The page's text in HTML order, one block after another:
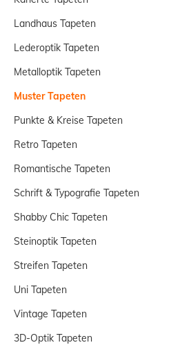
Muster Tapeten
Landhaus Tapeten
Lederoptik Tapeten
Retro Tapeten
Shabby Chic Tapeten
Steinoptik Tapeten
Streifen Tapeten
Uni Tapeten
Vintage Tapeten
Metalloptik Tapeten
Schrift & Typografie Tapeten
3D-Optik Tapeten
Romantische Tapeten
Punkte & Kreise Tapeten